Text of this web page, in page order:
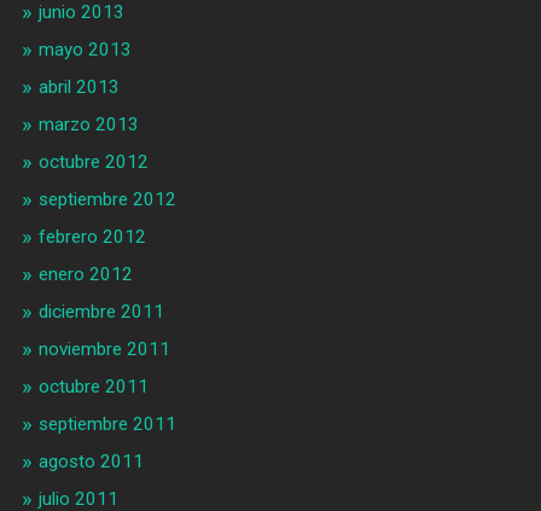
junio 2013
mayo 2013
abril 2013
marzo 2013
octubre 2012
septiembre 2012
febrero 2012
enero 2012
diciembre 2011
noviembre 2011
octubre 2011
septiembre 2011
agosto 2011
julio 2011